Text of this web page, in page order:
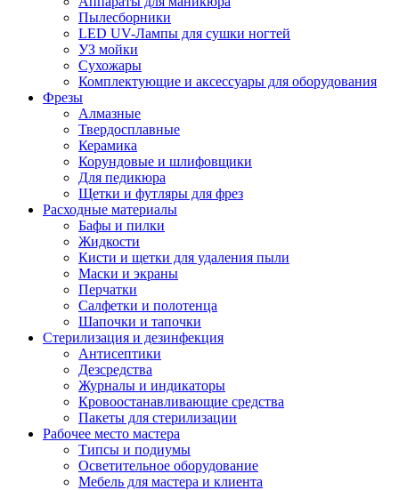
Пылесборники
LED UV-Лампы для сушки ногтей
УЗ мойки
Сухожары
Комплектующие и аксессуары для оборудования
Фрезы
Алмазные
Твердосплавные
Керамика
Корундовые и шлифовщики
Для педикюра
Щетки и футляры для фрез
Расходные материалы
Бафы и пилки
Жидкости
Кисти и щетки для удаления пыли
Маски и экраны
Перчатки
Салфетки и полотенца
Шапочки и тапочки
Стерилизация и дезинфекция
Антисептики
Дезсредства
Журналы и индикаторы
Кровоостанавливающие средства
Пакеты для стерилизации
Рабочее место мастера
Типсы и подиумы
Осветительное оборудование
Мебель для мастера и клиента